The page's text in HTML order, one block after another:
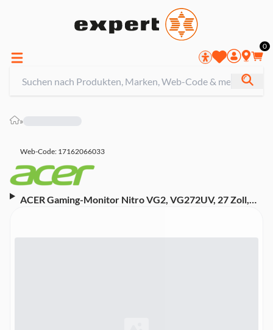
0
»
Web-Code: 17162066033
ACER Gaming-Monitor Nitro VG2, VG272UV, 27 Zoll,